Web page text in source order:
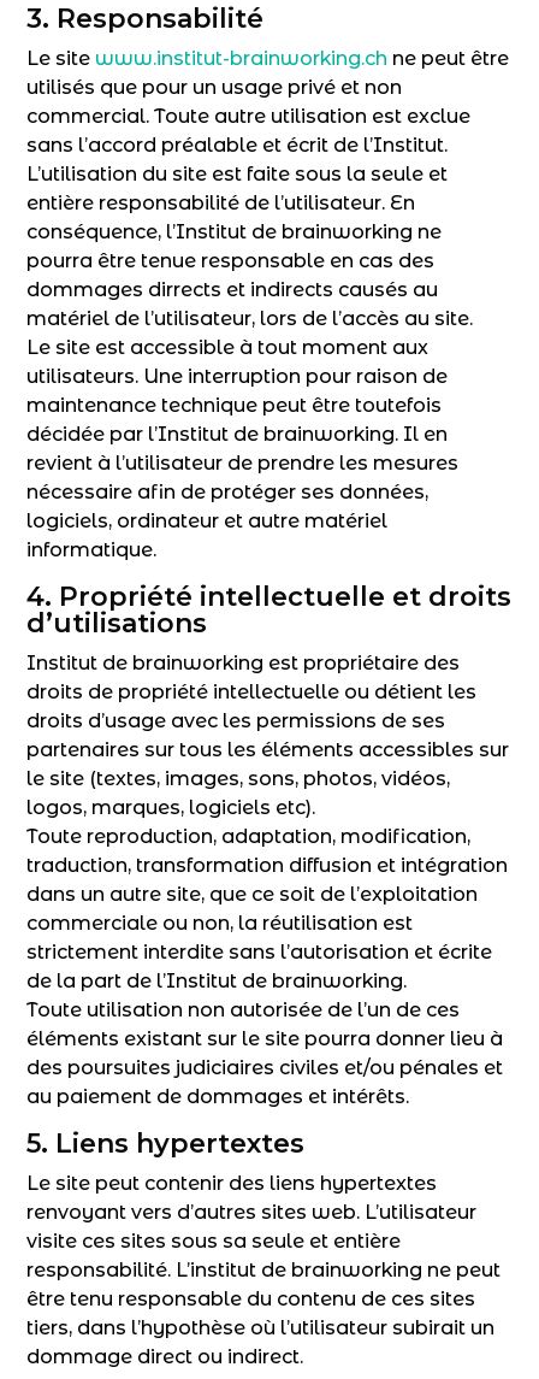
3. Responsabilité
Le site www.institut-brainworking.ch ne peut être
utilisés que pour un usage privé et non
commercial. Toute autre utilisation est exclue
sans l’accord préalable et écrit de l’Institut.
L’utilisation du site est faite sous la seule et
entière responsabilité de l’utilisateur. En
conséquence, l’Institut de brainworking ne
pourra être tenue responsable en cas des
dommages dirrects et indirects causés au
matériel de l’utilisateur, lors de l’accès au site.
Le site est accessible à tout moment aux
utilisateurs. Une interruption pour raison de
maintenance technique peut être toutefois
décidée par l’Institut de brainworking. Il en
revient à l’utilisateur de prendre les mesures
nécessaire afin de protéger ses données,
logiciels, ordinateur et autre matériel
informatique.
4. Propriété intellectuelle et droits
d’utilisations
Institut de brainworking est propriétaire des
droits de propriété intellectuelle ou détient les
droits d’usage avec les permissions de ses
partenaires sur tous les éléments accessibles sur
le site (textes, images, sons, photos, vidéos,
logos, marques, logiciels etc).
Toute reproduction, adaptation, modification,
traduction, transformation diffusion et intégration
dans un autre site, que ce soit de l’exploitation
commerciale ou non, la réutilisation est
strictement interdite sans l’autorisation et écrite
de la part de l’Institut de brainworking.
Toute utilisation non autorisée de l’un de ces
éléments existant sur le site pourra donner lieu à
des poursuites judiciaires civiles et/ou pénales et
au paiement de dommages et intérêts.
5. Liens hypertextes
Le site peut contenir des liens hypertextes
renvoyant vers d’autres sites web. L’utilisateur
visite ces sites sous sa seule et entière
responsabilité. L’institut de brainworking ne peut
être tenu responsable du contenu de ces sites
tiers, dans l’hypothèse où l’utilisateur subirait un
dommage direct ou indirect.